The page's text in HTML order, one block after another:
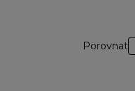
Porovnat